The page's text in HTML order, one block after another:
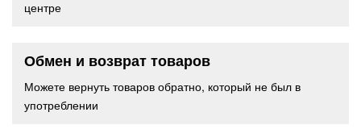
центре
Обмен и возврат товаров
Можете вернуть товаров обратно, который не был в
употреблении